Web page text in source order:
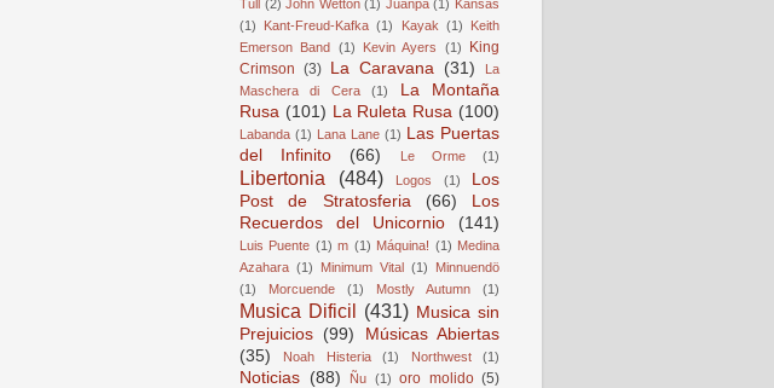
Tull (2) John Wetton (1) Juanpa (1) Kansas
(1)
Kant-Freud-Kafka (1) Kayak (1)
Keith
Emerson Band (1) Kevin Ayers (1)
King
Crimson (3) La Caravana (31)
La
Maschera di Cera
(1)
La Montaña
Rusa (101) La Ruleta Rusa (100)
Labanda (1) Lana Lane (1) Las Puertas
del Infinito
(66) Le Orme (1)
Libertonia (484) Logos (1)
Los
Post de Stratosferia
(66)
Los
Recuerdos del Unicornio
(141)
Luis Puente (1) m (1) Máquina! (1) Medina
Azahara (1) Minimum Vital (1)
Minnuendö
(1)
Morcuende (1) Mostly Autumn (1)
Musica Dificil (431) Musica sin
Prejuicios (99)
Músicas Abiertas
(35)
Noah Histeria (1) Northwest (1)
Noticias (88) Ñu (1) oro molido (5)